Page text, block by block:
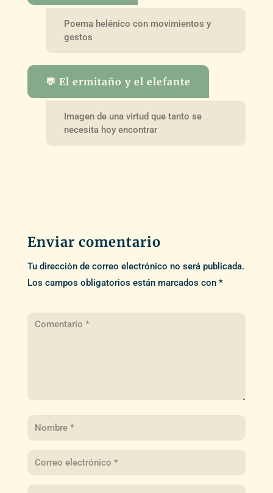
Poema helénico con movimientos y
gestos
💬 El ermitaño y el elefante
Imagen de una virtud que tanto se
necesita hoy encontrar
Enviar comentario
Tu dirección de correo electrónico no será publicada.
Los campos obligatorios están marcados con *